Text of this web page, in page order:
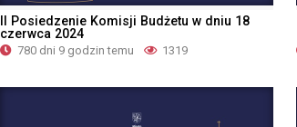
II Posiedzenie Komisji Budżetu w dniu 18
czerwca 2024
780 dni 9 godzin temu 1319